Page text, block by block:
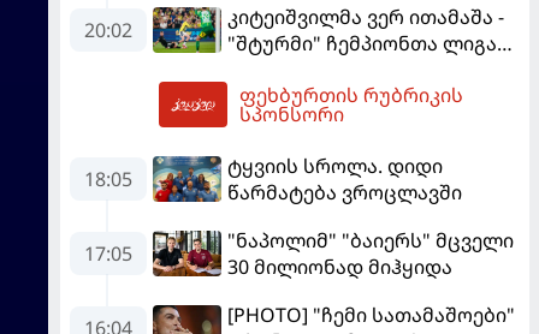
"მალიორკასთან"
დამარცხდა
20:02
კიტეიშვილმა ვერ ითამაშა -
"შტურმი" ჩემპიონთა ლიგაზე
დამარცხდა
ფეხბურთის რუბრიკის
სპონსორი
18:05
ტყვიის სროლა. დიდი
წარმატება ვროცლავში
17:05
"ნაპოლიმ" "ბაიერს" მცველი
30 მილიონად მიჰყიდა
16:04
[PHOTO] "ჩემი სათამაშოები"